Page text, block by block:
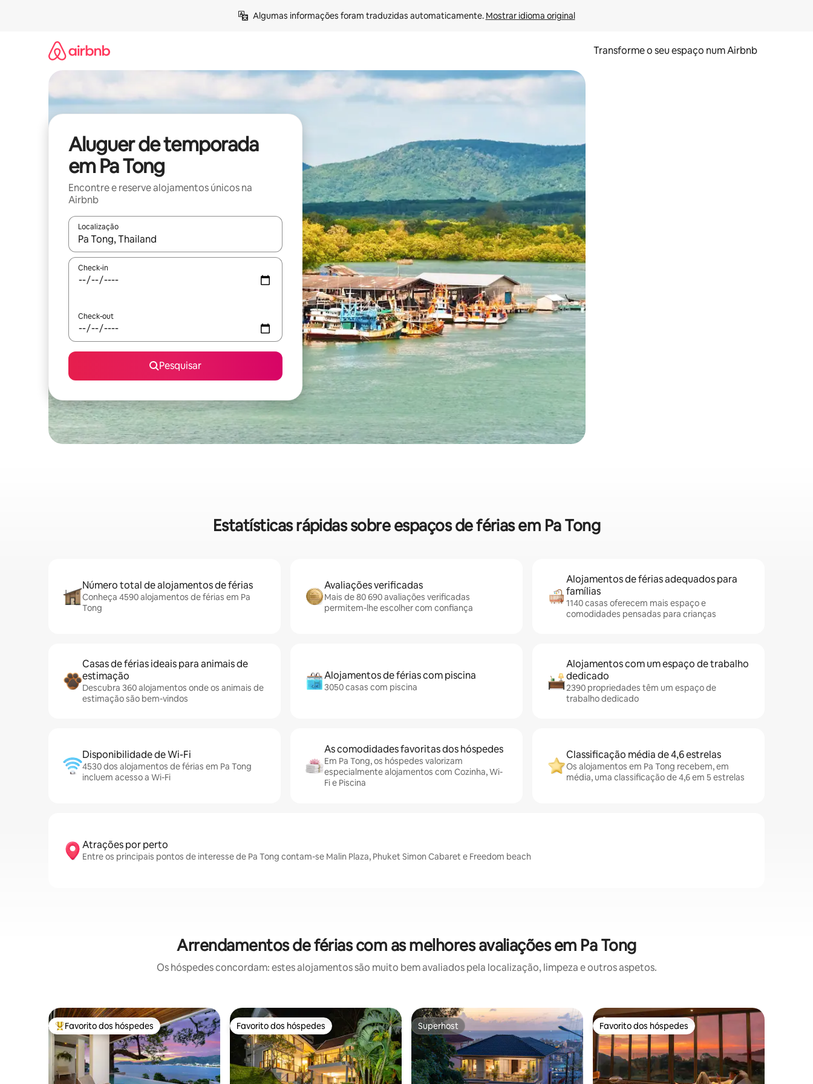
Algumas informações foram traduzidas automaticamente. Mostrar idioma original
Transforme o seu espaço num Airbnb
Aluguer de temporada
em Pa Tong
Encontre e reserve alojamentos únicos na
Airbnb
Localização
Quando os resultados estiverem disponíveis, navegue com as teclas de seta para cima e para baixo ou explore com gestos de toque ou deslize.
Check-in
Check-out
Pesquisar
Estatísticas rápidas sobre espaços de férias em Pa Tong
Número total de alojamentos de férias
Conheça 4590 alojamentos de férias em Pa
Tong
Avaliações verificadas
Mais de 80 690 avaliações verificadas
permitem-lhe escolher com confiança
Alojamentos de férias adequados para
famílias
1140 casas oferecem mais espaço e
comodidades pensadas para crianças
Casas de férias ideais para animais de
estimação
Descubra 360 alojamentos onde os animais de
estimação são bem-vindos
Alojamentos de férias com piscina
3050 casas com piscina
Alojamentos com um espaço de trabalho
dedicado
2390 propriedades têm um espaço de
trabalho dedicado
Disponibilidade de Wi-Fi
4530 dos alojamentos de férias em Pa Tong
incluem acesso a Wi-Fi
As comodidades favoritas dos hóspedes
Em Pa Tong, os hóspedes valorizam
especialmente alojamentos com Cozinha, Wi-
Fi e Piscina
Classificação média de 4,6 estrelas
Os alojamentos em Pa Tong recebem, em
média, uma classificação de 4,6 em 5 estrelas
Atrações por perto
Entre os principais pontos de interesse de Pa Tong contam-se Malin Plaza, Phuket Simon Cabaret e Freedom beach
Arrendamentos de férias com as melhores avaliações em Pa Tong
Os hóspedes concordam: estes alojamentos são muito bem avaliados pela localização, limpeza e outros aspetos.
Favoritos dos hóspedes mais apreciados
Favorito dos hóspedes Favorito dos hóspedes
Favorito dos hóspedes Superhost
Superhost Favorito dos hóspedes
Favorito dos hóspedes